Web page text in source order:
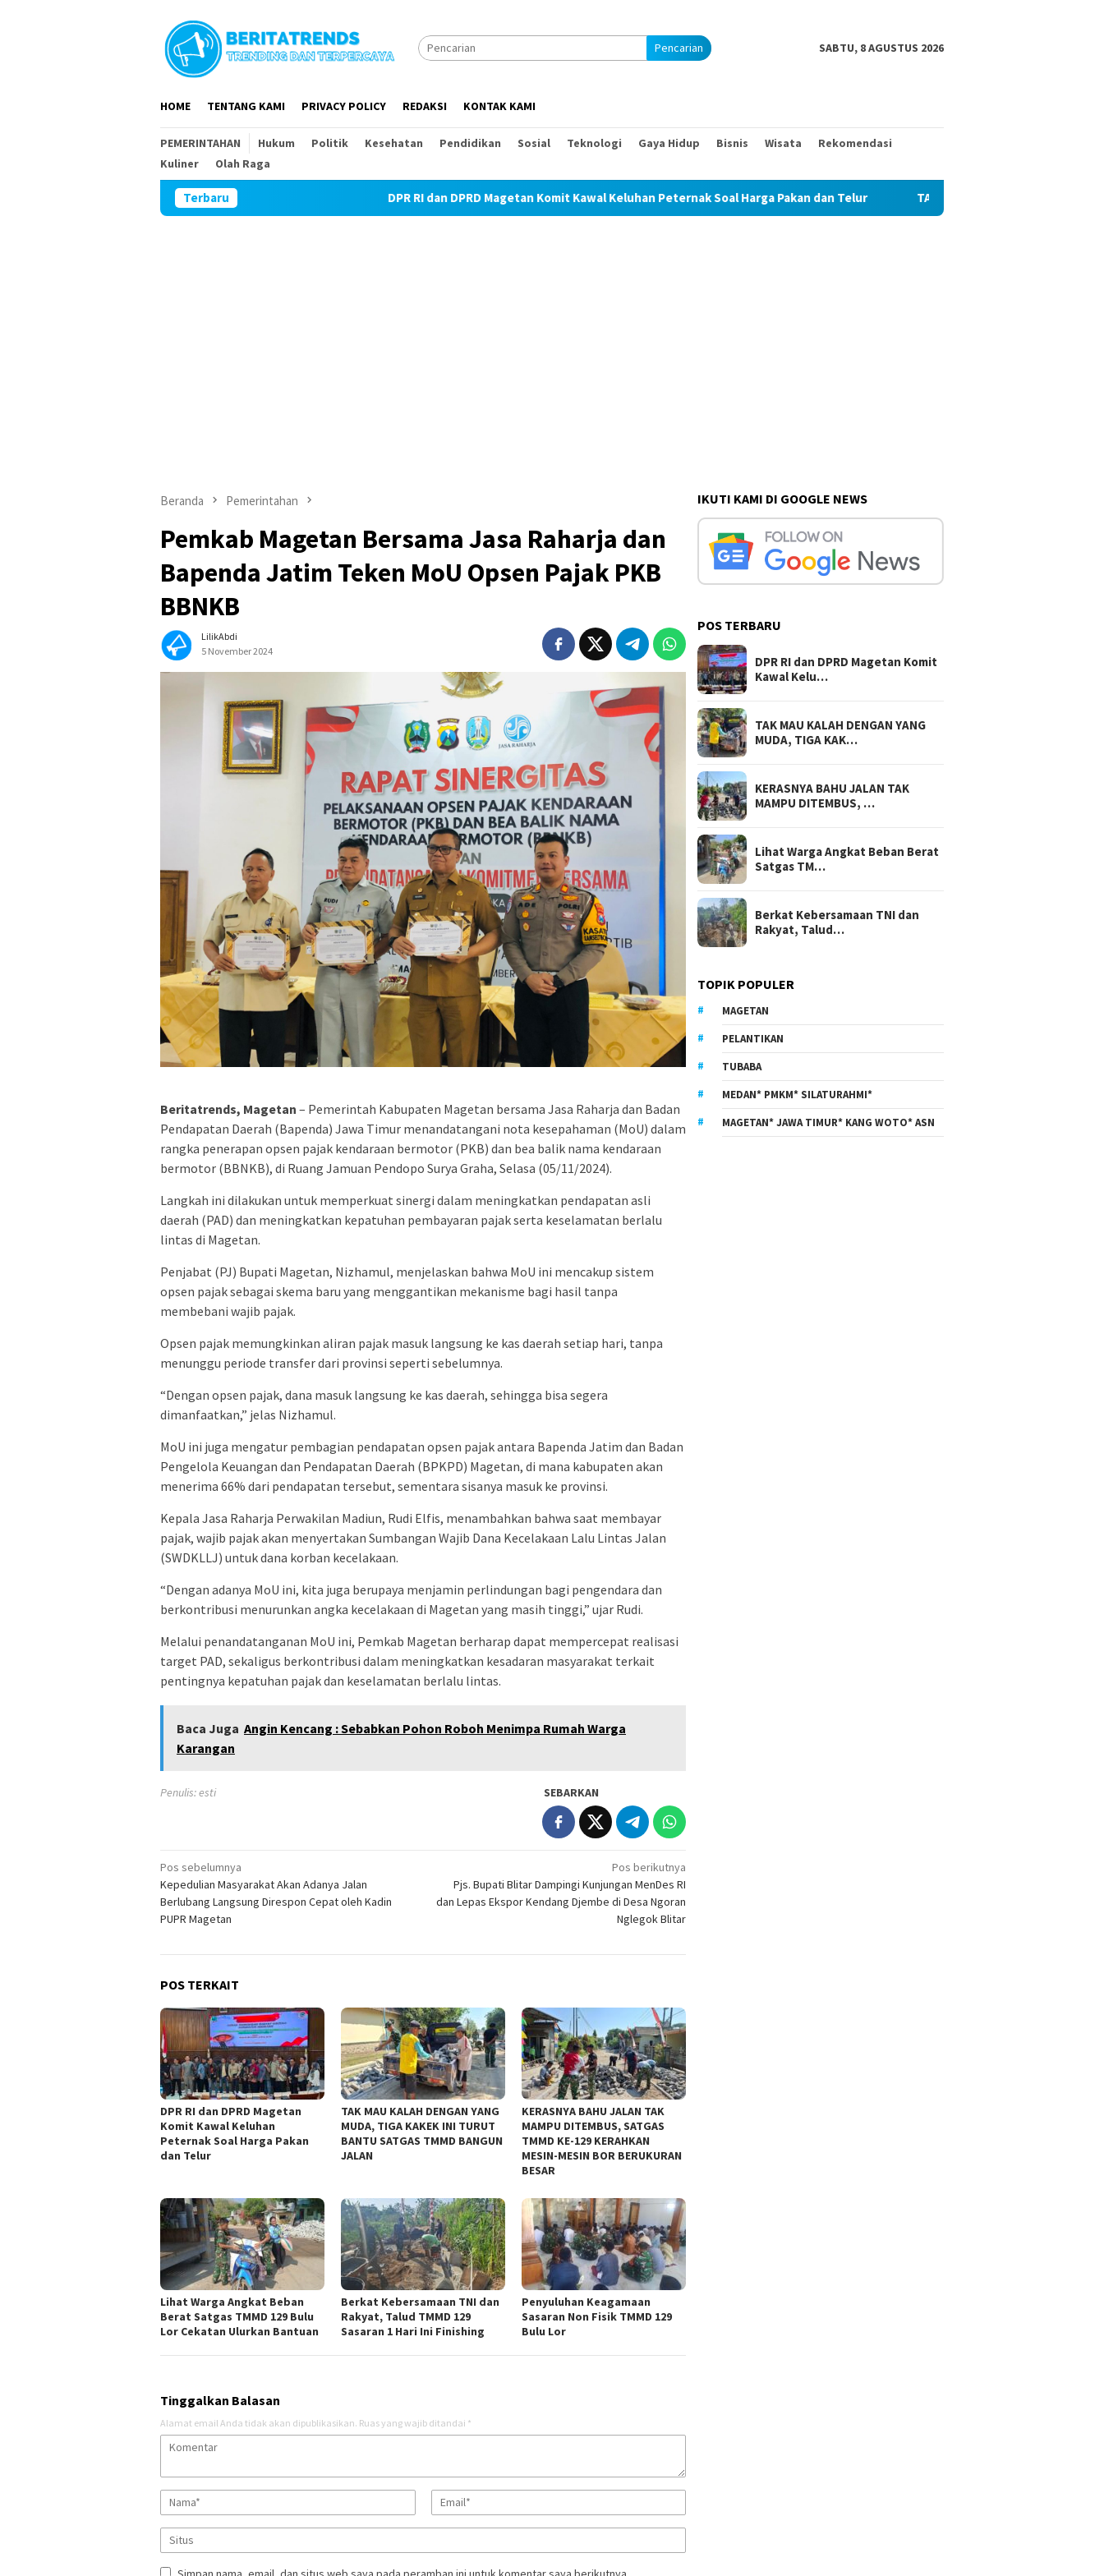
Pencarian SABTU, 8 AGUSTUS 2026
HOME TENTANG KAMI PRIVACY POLICY REDAKSI KONTAK KAMI
PEMERINTAHAN Hukum Politik Kesehatan Pendidikan Sosial Teknologi Gaya Hidup Bisnis Wisata
Rekomendasi
Kuliner
Olah Raga
Terbaru DPR RI dan DPRD Magetan Komit Kawal Keluhan Peternak Soal Harga Pakan dan Telur TAK MAU KALAH DENGAN YANG MUDA, TIGA
Beranda Pemerintahan
Pemkab Magetan Bersama Jasa Raharja dan
Bapenda Jatim Teken MoU Opsen Pajak PKB
BBNKB
LilikAbdi
5 November 2024
Beritatrends, Magetan – Pemerintah Kabupaten Magetan bersama Jasa Raharja dan Badan
Pendapatan Daerah (Bapenda) Jawa Timur menandatangani nota kesepahaman (MoU) dalam
rangka penerapan opsen pajak kendaraan bermotor (PKB) dan bea balik nama kendaraan
bermotor (BBNKB), di Ruang Jamuan Pendopo Surya Graha, Selasa (05/11/2024).
Langkah ini dilakukan untuk memperkuat sinergi dalam meningkatkan pendapatan asli
daerah (PAD) dan meningkatkan kepatuhan pembayaran pajak serta keselamatan berlalu
lintas di Magetan.
Penjabat (PJ) Bupati Magetan, Nizhamul, menjelaskan bahwa MoU ini mencakup sistem
opsen pajak sebagai skema baru yang menggantikan mekanisme bagi hasil tanpa
membebani wajib pajak.
Opsen pajak memungkinkan aliran pajak masuk langsung ke kas daerah setiap hari, tanpa
menunggu periode transfer dari provinsi seperti sebelumnya.
“Dengan opsen pajak, dana masuk langsung ke kas daerah, sehingga bisa segera
dimanfaatkan,” jelas Nizhamul.
MoU ini juga mengatur pembagian pendapatan opsen pajak antara Bapenda Jatim dan Badan
Pengelola Keuangan dan Pendapatan Daerah (BPKPD) Magetan, di mana kabupaten akan
menerima 66% dari pendapatan tersebut, sementara sisanya masuk ke provinsi.
Kepala Jasa Raharja Perwakilan Madiun, Rudi Elfis, menambahkan bahwa saat membayar
pajak, wajib pajak akan menyertakan Sumbangan Wajib Dana Kecelakaan Lalu Lintas Jalan
(SWDKLLJ) untuk dana korban kecelakaan.
“Dengan adanya MoU ini, kita juga berupaya menjamin perlindungan bagi pengendara dan
berkontribusi menurunkan angka kecelakaan di Magetan yang masih tinggi,” ujar Rudi.
Melalui penandatanganan MoU ini, Pemkab Magetan berharap dapat mempercepat realisasi
target PAD, sekaligus berkontribusi dalam meningkatkan kesadaran masyarakat terkait
pentingnya kepatuhan pajak dan keselamatan berlalu lintas.
Baca Juga Angin Kencang : Sebabkan Pohon Roboh Menimpa Rumah Warga
Karangan
Penulis: esti SEBARKAN
Navigasi
pos
Pos sebelumnya
Kepedulian Masyarakat Akan Adanya Jalan
Berlubang Langsung Direspon Cepat oleh Kadin
PUPR Magetan
Pos berikutnya
Pjs. Bupati Blitar Dampingi Kunjungan MenDes RI
dan Lepas Ekspor Kendang Djembe di Desa Ngoran
Nglegok Blitar
POS TERKAIT
DPR RI dan DPRD Magetan
Komit Kawal Keluhan
Peternak Soal Harga Pakan
dan Telur
TAK MAU KALAH DENGAN YANG
MUDA, TIGA KAKEK INI TURUT
BANTU SATGAS TMMD BANGUN
JALAN
KERASNYA BAHU JALAN TAK
MAMPU DITEMBUS, SATGAS
TMMD KE-129 KERAHKAN
MESIN-MESIN BOR BERUKURAN
BESAR
Lihat Warga Angkat Beban
Berat Satgas TMMD 129 Bulu
Lor Cekatan Ulurkan Bantuan
Berkat Kebersamaan TNI dan
Rakyat, Talud TMMD 129
Sasaran 1 Hari Ini Finishing
Penyuluhan Keagamaan
Sasaran Non Fisik TMMD 129
Bulu Lor
Tinggalkan Balasan
Alamat email Anda tidak akan dipublikasikan. Ruas yang wajib ditandai *
IKUTI KAMI DI GOOGLE NEWS
POS TERBARU
DPR RI dan DPRD Magetan Komit
Kawal Kelu…
TAK MAU KALAH DENGAN YANG
MUDA, TIGA KAK…
KERASNYA BAHU JALAN TAK
MAMPU DITEMBUS, …
Lihat Warga Angkat Beban Berat
Satgas TM…
Berkat Kebersamaan TNI dan
Rakyat, Talud…
TOPIK POPULER
MAGETAN
PELANTIKAN
TUBABA
MEDAN* PMKM* SILATURAHMI*
MAGETAN* JAWA TIMUR* KANG WOTO* ASN